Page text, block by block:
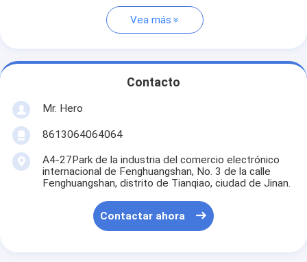
Vea más
Contacto
Mr. Hero
8613064064064
A4-27Park de la industria del comercio electrónico
internacional de Fenghuangshan, No. 3 de la calle
Fenghuangshan, distrito de Tianqiao, ciudad de Jinan.
Contactar ahora